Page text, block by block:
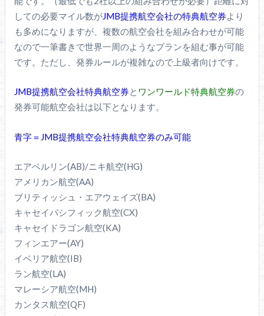
しての必要マイル数がJMB提携航空会社の特典航空券 より
も多めになりますが、複数の航空会社を組み合わせが可能
なので一筆書きで世界一周のようなプランを組む事が可能
です。ただし、発券ルールが複雑なので上級者向けです。
JMB提携航空会社特典航空券と ワンワールド特典航空券の
発券可能航空会社は以下となります。
青字＝JMB提携航空会社特典航空券のみ可能
エアベルリン(AB)/ニキ航空(HG)
アメリカン航空(AA)
ブリティッシュ・エアウェイズ(BA)
キャセイパシフィック航空(CX)
キャセイドラゴン航空(KA)
フィンエアー(AY)
イベリア航空(IB)
ラン航空(LA)
マレーシア航空(MH)
カンタス航空(QF)